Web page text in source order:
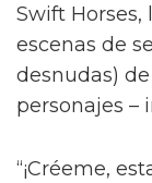
Swift
escenas de
desnudas)
personajes –
“¡Créeme,